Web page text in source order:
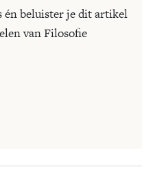
én beluister je dit artikel
van Filosofie